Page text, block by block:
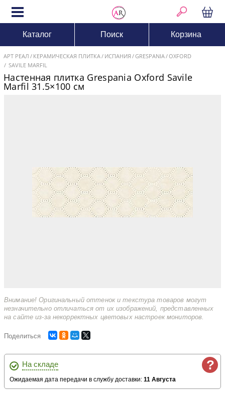
Каталог Поиск Корзина
АРТ РЕАЛ КЕРАМИЧЕСКАЯ ПЛИТКА ИСПАНИЯ GRESPANIA OXFORD
SAVILE MARFIL
Настенная плитка Grespania Oxford Savile
Marfil 31.5×100 см
Внимание! Оригинальный оттенок и текстура товаров могут
незначительно отличаться от их изображений, представленных
на сайте из-за некорректных цветовых настроек мониторов.
Поделиться
?
На складе
Ожидаемая дата передачи в службу доставки: 11 Августа